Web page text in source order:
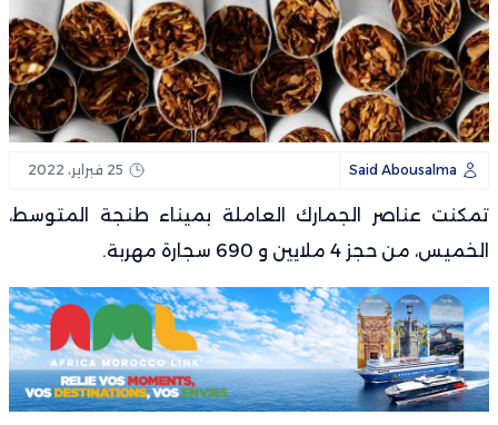
Said Abousalma 25 فبراير، 2022
تمكنت عناصر الجمارك العاملة بميناء طنجة المتوسط،
الخميس، من حجز 4 ملايين و 690 سجارة مهربة.